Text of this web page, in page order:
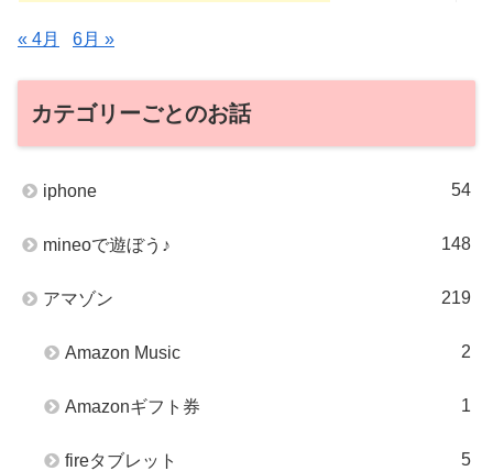
« 4月 6月 »
カテゴリーごとのお話
iphone 54
mineoで遊ぼう♪ 148
アマゾン 219
Amazon Music 2
Amazonギフト券 1
fireタブレット 5